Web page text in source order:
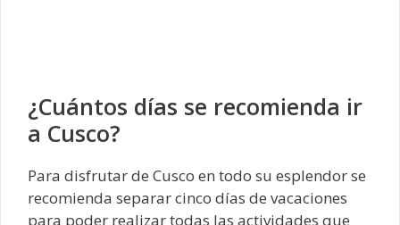
¿Cuántos días se recomienda ir
a Cusco?
Para disfrutar de Cusco en todo su esplendor se
recomienda separar cinco días de vacaciones
para poder realizar todas las actividades que